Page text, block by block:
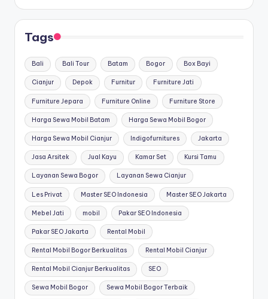
Tags
Bali Bali Tour Batam Bogor Box Bayi
Cianjur Depok Furnitur Furniture Jati
Furniture Jepara Furniture Online Furniture Store
Harga Sewa Mobil Batam Harga Sewa Mobil Bogor
Harga Sewa Mobil Cianjur Indigofurnitures Jakarta
Jasa Arsitek Jual Kayu Kamar Set Kursi Tamu
Layanan Sewa Bogor Layanan Sewa Cianjur
Les Privat Master SEO Indonesia Master SEO Jakarta
Mebel Jati mobil Pakar SEO Indonesia
Pakar SEO Jakarta Rental Mobil
Rental Mobil Bogor Berkualitas Rental Mobil Cianjur
Rental Mobil Cianjur Berkualitas SEO
Sewa Mobil Bogor Sewa Mobil Bogor Terbaik